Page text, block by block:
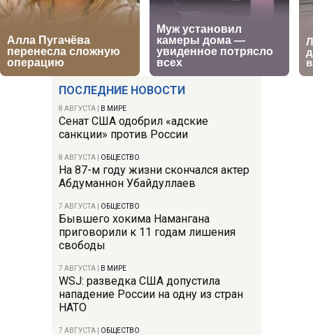
ПОСЛЕДНИЕ НОВОСТИ
8 АВГУСТА В МИРЕ
Сенат США одобрил «адские
санкции» против России
8 АВГУСТА ОБЩЕСТВО
На 87-м году жизни скончался актер
Абдуманнон Убайдуллаев
7 АВГУСТА ОБЩЕСТВО
Бывшего хокима Намангана
приговорили к 11 годам лишения
свободы
7 АВГУСТА В МИРЕ
WSJ: разведка США допустила
нападение России на одну из стран
НАТО
7 АВГУСТА ОБЩЕСТВО